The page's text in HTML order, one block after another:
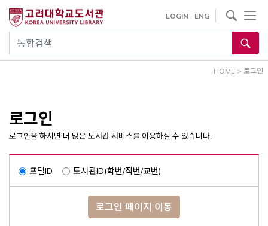
건
통합검색
LOGIN ENG
사이트내 검색
HOME > 로그인
로그인
로그인을 하시면 더 많은 도서관 서비스를 이용하실 수 있습니다.
포털ID 도서관ID(학번/직번/교번)
로그인 페이지 이동